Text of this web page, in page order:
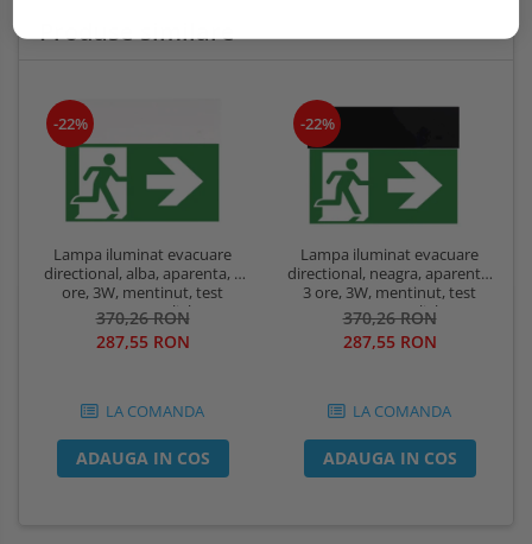
Produse similare
-22%
Lampa iluminat evacuare
directional, alba, aparenta, 3
ore, 3W, mentinut, test
automat, IP20, Intelight 90385
370,26 RON
287,55 RON
LA COMANDA
ADAUGA IN COS
-22%
Lampa iluminat evacuare
directional, neagra, aparenta,
3 ore, 3W, mentinut, test
automat, IP20, Intelight 90085
370,26 RON
287,55 RON
LA COMANDA
ADAUGA IN COS